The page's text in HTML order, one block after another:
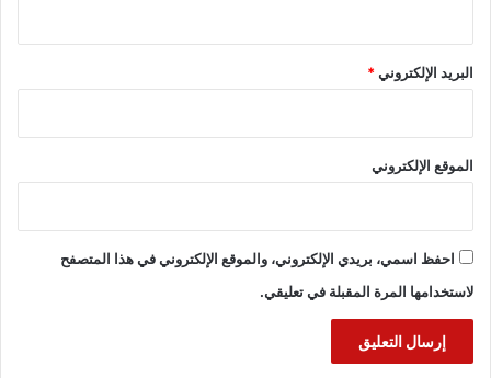
البريد الإلكتروني*
الموقع الإلكتروني
احفظ اسمي، بريدي الإلكتروني، والموقع الإلكتروني في هذا المتصفح
لاستخدامها المرة المقبلة في تعليقي.